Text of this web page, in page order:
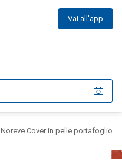
Vai all'app
Noreve Cover in pelle portafoglio